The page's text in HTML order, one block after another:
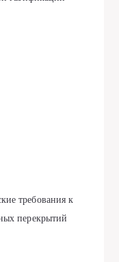
требования к
перекрытий